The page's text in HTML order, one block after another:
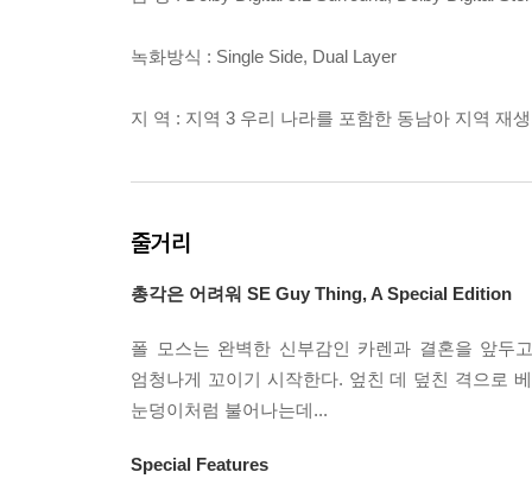
녹화방식 : Single Side, Dual Layer
지 역 : 지역 3 우리 나라를 포함한 동남아 지역 재
줄거리
총각은 어려워 SE Guy Thing, A Special Edition
폴 모스는 완벽한 신부감인 카렌과 결혼을 앞두
엄청나게 꼬이기 시작한다. 엎친 데 덮친 격으로
눈덩이처럼 불어나는데...
Special Features